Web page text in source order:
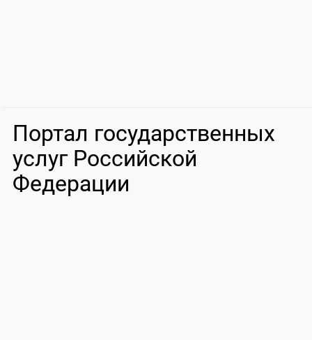
Портал государственных
услуг Российской
Федерации